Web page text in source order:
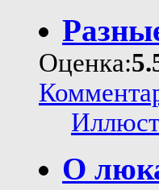
Оценка:
О